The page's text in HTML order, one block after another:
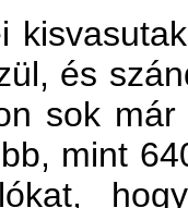
és
sok
mint